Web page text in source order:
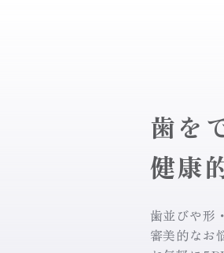
歯を
健康
歯並びや形
審美的なお